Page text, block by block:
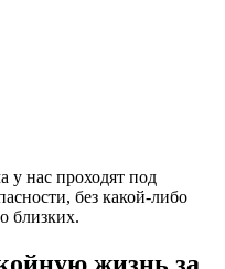
у нас проходят под
без какой-либо
близких.